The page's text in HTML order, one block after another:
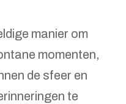
manier om
momenten,
de sfeer en
te